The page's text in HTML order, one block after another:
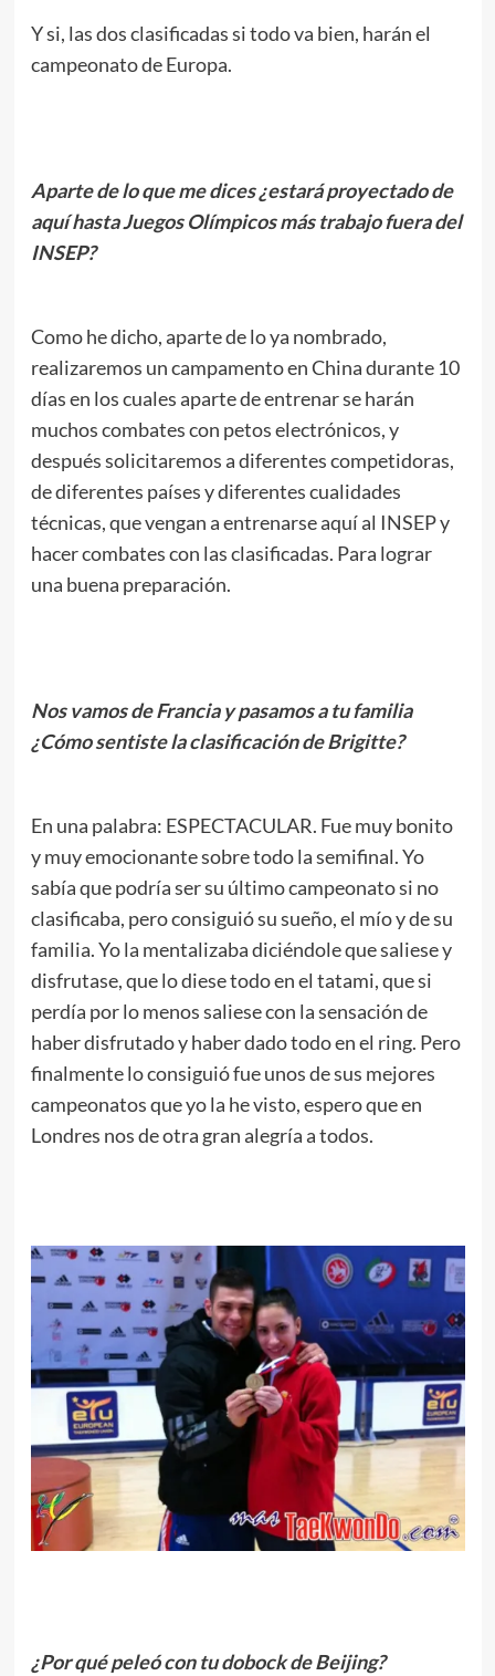
Y si, las dos clasificadas si todo va bien, harán el
campeonato de Europa.
Aparte de lo que me dices ¿estará proyectado de
aquí hasta Juegos Olímpicos más trabajo fuera del
INSEP?
Como he dicho, aparte de lo ya nombrado,
realizaremos un campamento en China durante 10
días en los cuales aparte de entrenar se harán
muchos combates con petos electrónicos, y
después solicitaremos a diferentes competidoras,
de diferentes países y diferentes cualidades
técnicas, que vengan a entrenarse aquí al INSEP y
hacer combates con las clasificadas. Para lograr
una buena preparación.
Nos vamos de Francia y pasamos a tu familia
¿Cómo sentiste la clasificación de Brigitte?
En una palabra: ESPECTACULAR. Fue muy bonito
y muy emocionante sobre todo la semifinal. Yo
sabía que podría ser su último campeonato si no
clasificaba, pero consiguió su sueño, el mío y de su
familia. Yo la mentalizaba diciéndole que saliese y
disfrutase, que lo diese todo en el tatami, que si
perdía por lo menos saliese con la sensación de
haber disfrutado y haber dado todo en el ring. Pero
finalmente lo consiguió fue unos de sus mejores
campeonatos que yo la he visto, espero que en
Londres nos de otra gran alegría a todos.
¿Por qué peleó con tu dobock de Beijing?